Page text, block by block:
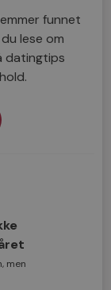
funnet
lese om
datingtips
men